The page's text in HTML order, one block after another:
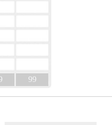
99